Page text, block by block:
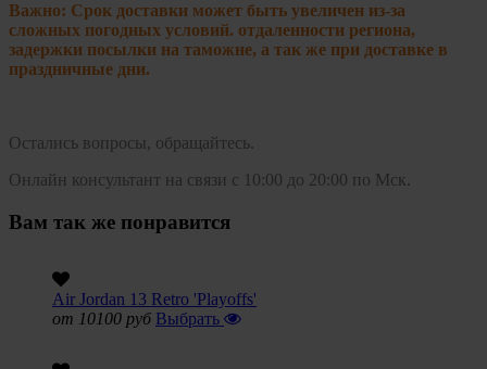
Важно: Срок доставки может быть увеличен из-за
сложных погодных условий. отдаленности региона,
задержки посылки на таможне, а так же при доставке в
праздничные дни.
Остались вопросы, обращайтесь.
Онлайн консультант на связи с 10:00 до 20:00 по Мск.
Вам так же понравится
Air Jordan 13 Retro 'Playoffs'
от 10100 руб Выбрать